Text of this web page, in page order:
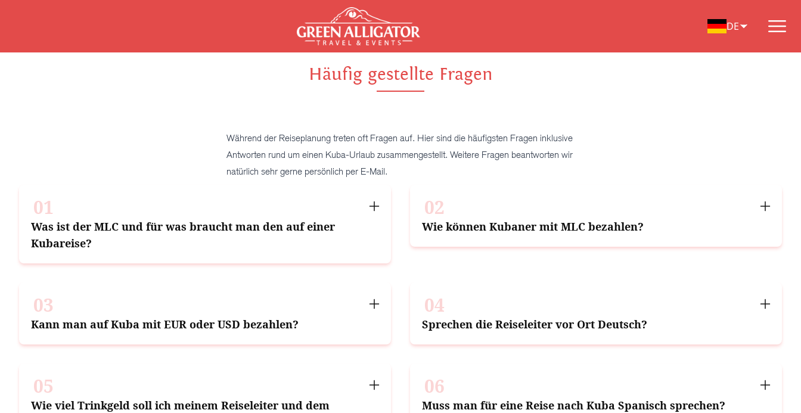
DE
Häufig gestellte Fragen
Während der Reiseplanung treten oft Fragen auf. Hier sind die häufigsten Fragen inklusive
Antworten rund um einen Kuba-Urlaub zusammengestellt. Weitere Fragen beantworten wir
natürlich sehr gerne persönlich per E-Mail.
01
Was ist der MLC und für was braucht man den auf einer
Kubareise?
02
Wie können Kubaner mit MLC bezahlen?
03
Kann man auf Kuba mit EUR oder USD bezahlen?
04
Sprechen die Reiseleiter vor Ort Deutsch?
05
Wie viel Trinkgeld soll ich meinem Reiseleiter und dem
06
Muss man für eine Reise nach Kuba Spanisch sprechen?